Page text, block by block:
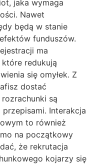
jaka wymaga
Nawet
będą w stanie
funduszów.
ma
redukują
się omyłek. Z
dostać
są
Interakcja
to również
na początkowy
że rekrutacja
kojarzy się